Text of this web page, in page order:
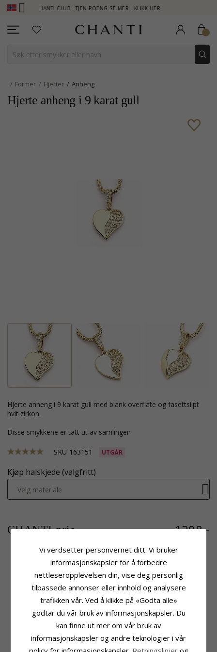
CHANTI CLUB - TJEN POENG SE MER - KLIKK HER
Former Hjerter Anheng
Hjerte anheng i 9 karat gull
hjerte anheng i 9 karat gull med blank overflate og fasettslipt
hvit zirkon.
Disse smykkene er tatt ut av samlingen
SKU 163151 UTGÅR
Kjøp halskjede (valgfritt)
Velg materiale
CHANTI-pris 1208,-
Produktinformasjon
Hjerte
Anheng:
Edelmetall: 9 Karat Gull
Overflate: Blank
Stein
Sliping:
Fasettslipt
Stein: Zirkon
Høyde: 17,6 mm
Bredde: 10,5 mm
Vi verdsetter personvernet ditt. Vi bruker
informasjonskapsler for å forbedre
nettleseropplevelsen din, vise deg personlig
tilpassede annonser eller innhold og analysere
trafikken vår. Ved å klikke på «Godta alle»
godtar du vår bruk av informasjonskapsler. Du
kan finne ut mer om vår bruk av
informasjonskapsler og andre teknologier i vår